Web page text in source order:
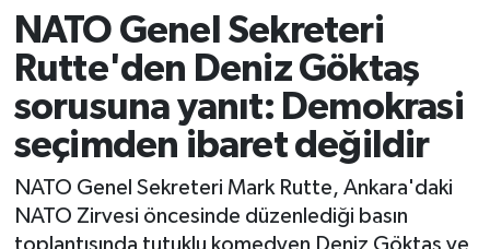
NATO Genel Sekreteri
Rutte'den Deniz Göktaş
sorusuna yanıt: Demokrasi
seçimden ibaret değildir
NATO Genel Sekreteri Mark Rutte, Ankara'daki
NATO Zirvesi öncesinde düzenlediği basın